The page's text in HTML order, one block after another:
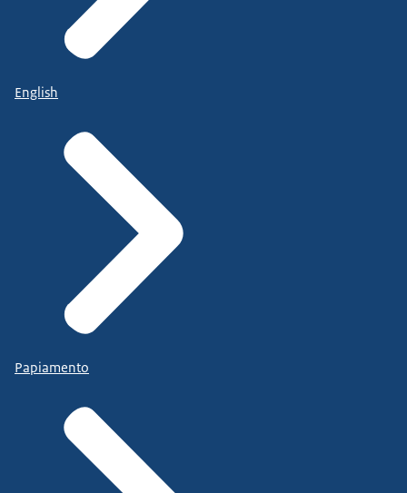
English
Papiamento